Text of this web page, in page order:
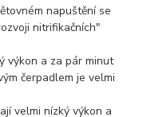
napuštění se
nitrifikačních"
výkon a za pár minut
čerpadlem je velmi
velmi nízký výkon a